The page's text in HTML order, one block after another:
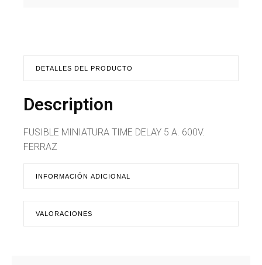
DETALLES DEL PRODUCTO
Description
FUSIBLE MINIATURA TIME DELAY 5 A. 600V.
FERRAZ
INFORMACIÓN ADICIONAL
VALORACIONES